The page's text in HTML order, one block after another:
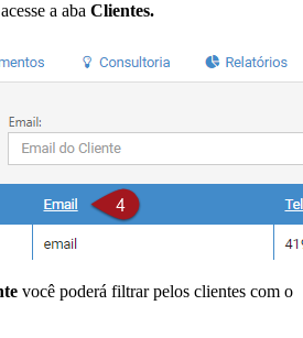
a aba Clientes.
você poderá filtrar pelos clientes com o